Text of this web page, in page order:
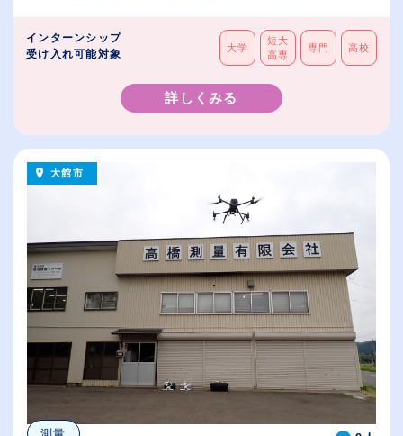
インターンシップ
受け入れ可能対象
大学
短大
高専
専門 高校
詳しくみる
大館市